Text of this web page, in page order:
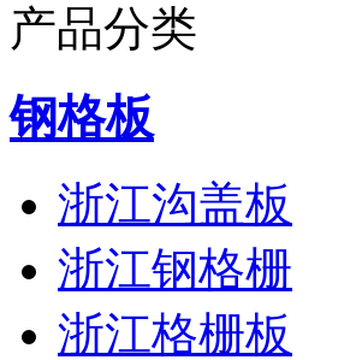
产品分类
钢格板
浙江沟盖板
浙江钢格栅
浙江格栅板